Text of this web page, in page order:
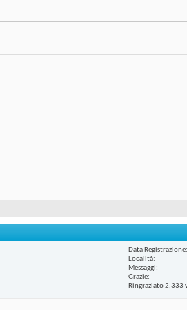
Data Registrazione
Località
Messaggi
Grazie
Ringraziato 2,333